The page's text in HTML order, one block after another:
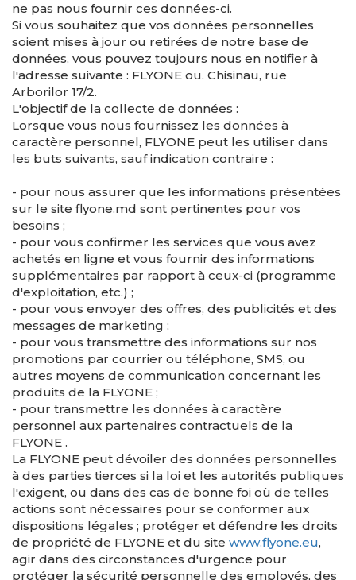
ne pas nous fournir ces données-ci.
Si vous souhaitez que vos données personnelles
soient mises à jour ou retirées de notre base de
données, vous pouvez toujours nous en notifier à
l'adresse suivante : FLYONE ou. Chisinau, rue
Arborilor 17/2.
L'objectif de la collecte de données :
Lorsque vous nous fournissez les données à
caractère personnel, FLYONE peut les utiliser dans
les buts suivants, sauf indication contraire :
- pour nous assurer que les informations présentées
sur le site flyone.md sont pertinentes pour vos
besoins ;
- pour vous confirmer les services que vous avez
achetés en ligne et vous fournir des informations
supplémentaires par rapport à ceux-ci (programme
d'exploitation, etc.) ;
- pour vous envoyer des offres, des publicités et des
messages de marketing ;
- pour vous transmettre des informations sur nos
promotions par courrier ou téléphone, SMS, ou
autres moyens de communication concernant les
produits de la FLYONE ;
- pour transmettre les données à caractère
personnel aux partenaires contractuels de la
FLYONE .
La FLYONE peut dévoiler des données personnelles
à des parties tierces si la loi et les autorités publiques
l'exigent, ou dans des cas de bonne foi où de telles
actions sont nécessaires pour se conformer aux
dispositions légales ; protéger et défendre les droits
de propriété de FLYONE et du site www.flyone.eu,
agir dans des circonstances d'urgence pour
protéger la sécurité personnelle des employés, des